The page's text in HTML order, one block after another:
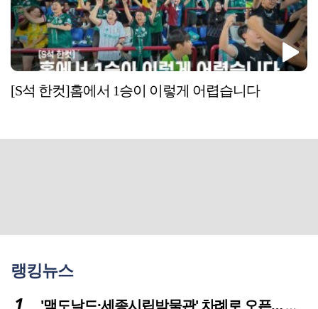
[S석 한컷]홈에서 1승이 이렇게 어렵습니다
랭킹뉴스